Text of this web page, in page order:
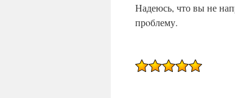
Надеюсь, что вы не
прοблему.